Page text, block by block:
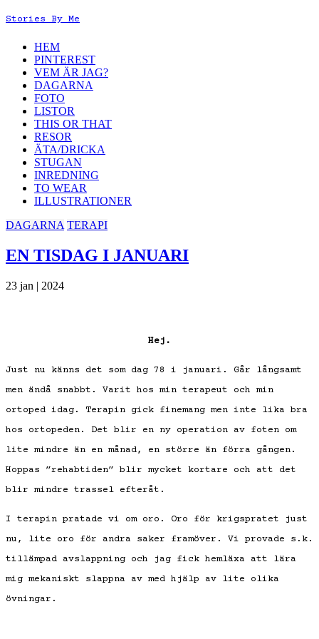
Stories By Me
HEM
PINTEREST
VEM ÄR JAG?
DAGARNA
FOTO
LISTOR
THIS OR THAT
RESOR
ÄTA/DRICKA
STUGAN
INREDNING
TO WEAR
ILLUSTRATIONER
DAGARNA TERAPI
EN TISDAG I JANUARI
23 jan | 2024
Hej.
Just nu känns det som dag 78 i januari. Går långsamt
men ändå snabbt. Varit hos min terapeut och min
ortoped idag. Terapin gick finemang men inte lika bra
hos ortopeden. Det blir en ny operation av foten om
lite mindre än en månad, en större än förra gången.
Hoppas ”rehabtiden” blir mycket kortare och att det
blir mindre trassel efteråt.
I terapin pratade vi om oro. Oro för krigspratet just
nu, lite oro för andra saker framöver. Vi provade s.k.
tillämpad avslappning och jag fick hemläxa att lära
mig mekaniskt slappna av med hjälp av lite olika
övningar.